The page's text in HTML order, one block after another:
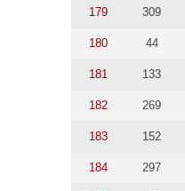
179 309
180 44
181 133
182 269
183 152
184 297